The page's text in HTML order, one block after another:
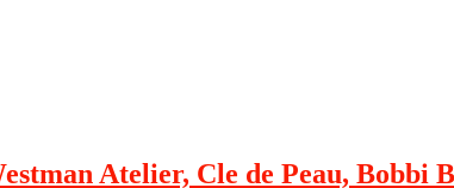
Atelier, Cle de Peau, Bobbi